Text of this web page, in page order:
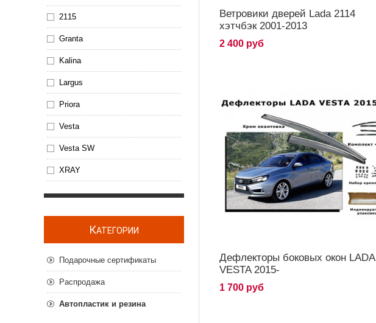
Ветровики дверей Lada 2114
хэтчбэк 2001-2013
2 400 руб
Дефлекторы боковых окон LADA
VESTA 2015-
1 700 руб
2115
Granta
Kalina
Largus
Priora
Vesta
Vesta SW
XRAY
КАТЕГОРИИ
Подарочные сертификаты
Распродажа
Автопластик и резина